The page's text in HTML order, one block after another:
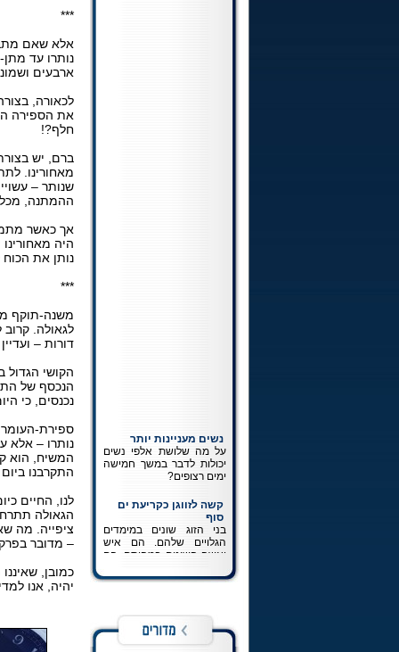
על מה שלושת אלפי נשים
יכולות לדבר במשך חמישה
ימים רצופים?
סוף
בני הזוג שונים במימדים
הגלויים שלהם. הם איש
ואשה השונים במהותם. הם
לא אמורים לחשוב ולהרגיש
במציאותם כשונה זהו חלק
כתיבה לרבי
כל מה שרצית לדעת על
***
אלא שאם
נותרו עד
ארבעים
לכאורה,
את הספירה
חלף?!
ברם, יש
מאחורינו.
שנותר –
ההמתנה, מכל
אך כאשר
היה
נותן את
***
משנה-תוקף
לגאולה.
דורות –
הקושי הגדול
הנכסף של
נכנסים, כי
ספירת-העומר
נותרו – אלא
המשיח, הוא
התקרבנו ביום
לנו, החיים
הגאולה
ציפייה. מה
– מדובר
כמובן,
יהיה, אנו